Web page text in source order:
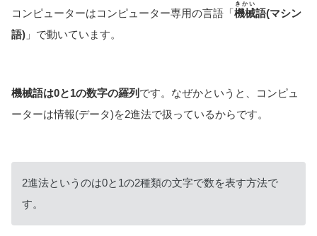
コンピューターはコンピューター専用の言語「機械
きかい
語(マシン
語) 」で動いています。
機械語は0と1の数字の羅列 です。なぜかというと、コンピュ
ーターは情報(データ)を2進法で扱っているからです。
2進法というのは0と1の2種類の文字で数を表す方法で
す。